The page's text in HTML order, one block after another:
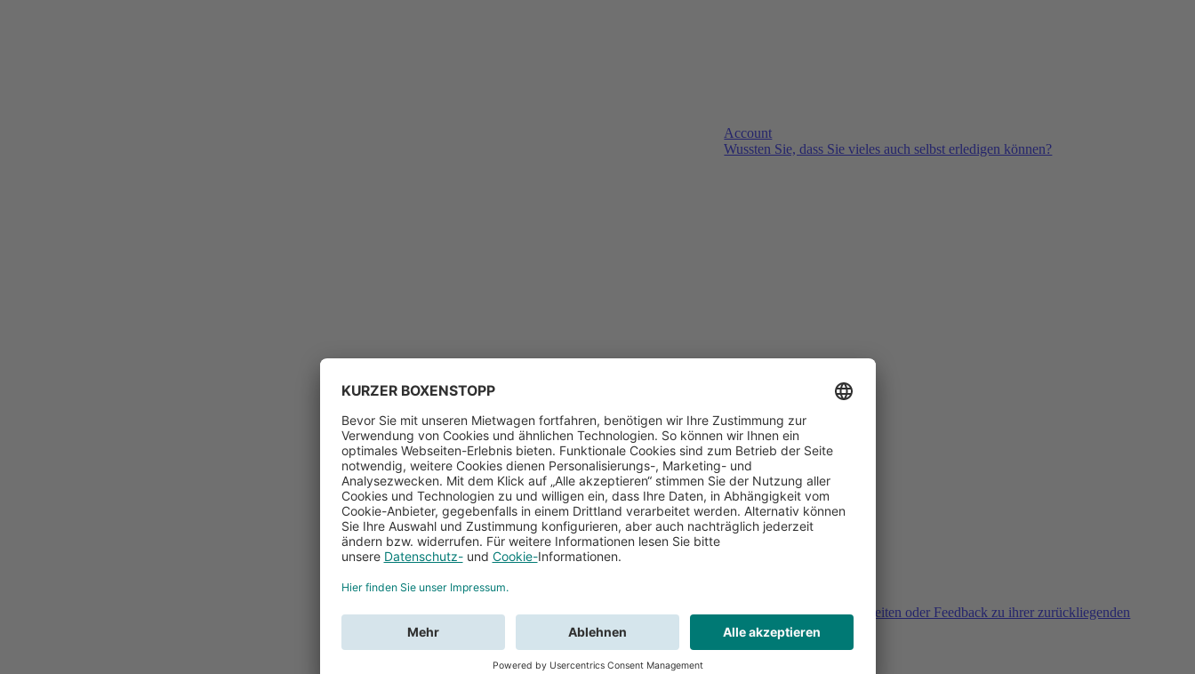
Account
Wussten Sie, dass Sie vieles auch selbst erledigen können?
Sie haben Fragen, Unklarheiten oder Feedback zu ihrer zurückliegenden
Buchung?